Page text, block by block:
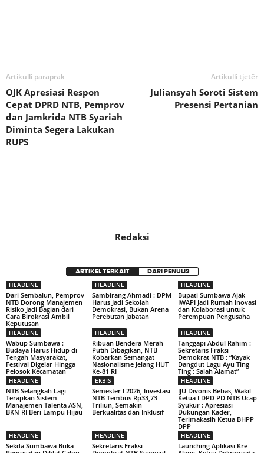
Artikulli paraprak
OJK Apresiasi Respon
Cepat DPRD NTB, Pemprov
dan Jamkrida NTB Syariah
Diminta Segera Lakukan
RUPS
Artikulli tjetër
Juliansyah Soroti Sistem
Presensi Pertanian
Redaksi
ARTIKEL TERKAIT DARI PENULIS
HEADLINE
Dari Sembalun, Pemprov
NTB Dorong Manajemen
Risiko Jadi Bagian dari
Cara Birokrasi Ambil
Keputusan
HEADLINE
Sambirang Ahmadi : DPM
Harus Jadi Sekolah
Demokrasi, Bukan Arena
Perebutan Jabatan
HEADLINE
Bupati Sumbawa Ajak
IWAPI Jadi Rumah Inovasi
dan Kolaborasi untuk
Perempuan Pengusaha
HEADLINE
Wabup Sumbawa :
Budaya Harus Hidup di
Tengah Masyarakat,
Festival Digelar Hingga
Pelosok Kecamatan
HEADLINE
Ribuan Bendera Merah
Putih Dibagikan, NTB
Kobarkan Semangat
Nasionalisme Jelang HUT
Ke-81 RI
HEADLINE
Tanggapi Abdul Rahim :
Sekretaris Fraksi
Demokrat NTB : “Kayak
Dangdut Lagu Ayu Ting
Ting : Salah Alamat”
HEADLINE
NTB Selangkah Lagi
Terapkan Sistem
Manajemen Talenta ASN,
BKN RI Beri Lampu Hijau
EKBIS
Semester I 2026, Investasi
NTB Tembus Rp33,73
Triliun, Semakin
Berkualitas dan Inklusif
HEADLINE
IJU Divonis Bebas, Wakil
Ketua I DPD PD NTB Ucap
Syukur : Apresiasi
Dukungan Kader,
Terimakasih Ketua BHPP
DPP
HEADLINE
Sekda Sumbawa Buka
HEADLINE
Sekretaris Fraksi
HEADLINE
Launching Aplikasi Kre